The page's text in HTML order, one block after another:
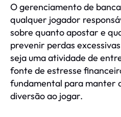
O gerenciamento de
qualquer jogador
sobre quanto apostar e
prevenir perdas
seja uma atividade de
fonte de estresse
fundamental para manter
diversão ao jogar.